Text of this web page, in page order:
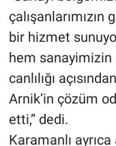
bir hizmet
hem
canlılığı
Arnik’in çözüm
etti,” dedi.
Karamanlı